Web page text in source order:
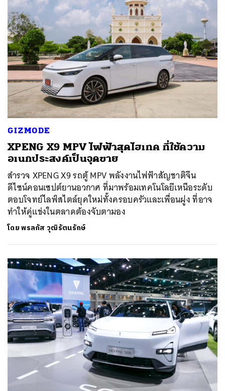
GIZMODE
XPENG X9 MPV ไฟฟ้าสุดไฮเทค ที่ใช้ความ
อเนกประสงค์เป็นจุดขาย
สำรวจ XPENG X9 รถตู้ MPV พลังงานไฟฟ้าสัญชาติจีน
ดีไซน์คอนเซปต์ยานอวกาศ ที่มาพร้อมเทคโนโลยีเหนือระดับ
ตอบโจทย์ไลฟ์สไตล์ยุคใหม่ทั้งครอบครัวและเพื่อนฝูง ที่อาจ
ทำให้คู่แข่งในตลาดต้องจับตามอง
โดยพรลภัส วุฒิรัตนรักษ์